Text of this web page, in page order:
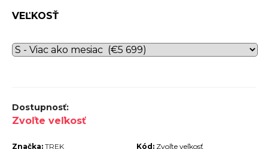
VEĽKOSŤ
Zvoľte veľkosť
Kód: Zvoľte veľkosť
Značka: TREK
d
o
a